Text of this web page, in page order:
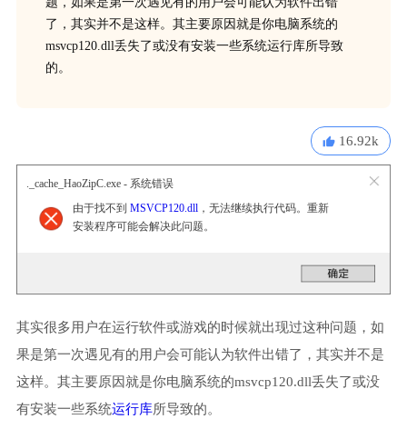
了，其实并不是这样。其主要原因就是你电脑系统的
msvcp120.dll丢失了或没有安装一些系统运行库所导致
的。
16.92k
._cache_HaoZipC.exe - 系统错误
由于找不到 MSVCP120.dll，无法继续执行代码。重新
安装程序可能会解决此问题。
其实很多用户在运行软件或游戏的时候就出现过这种问题，如
果是第一次遇见有的用户会可能认为软件出错了，其实并不是
这样。其主要原因就是你电脑系统的msvcp120.dll丢失了或没
有安装一些系统运行库所导致的。